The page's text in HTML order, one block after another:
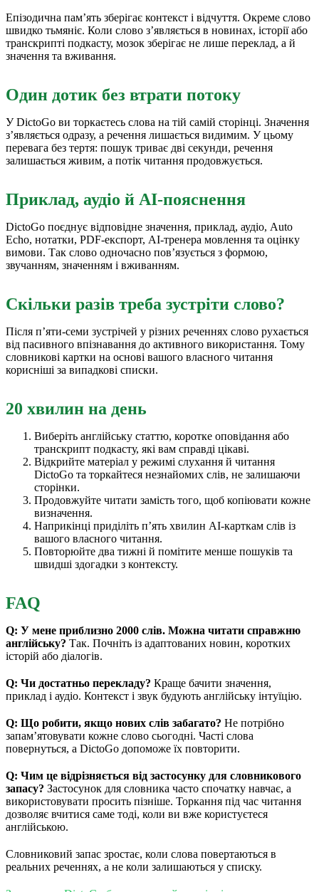
Епізодична пам’ять зберігає контекст і відчуття. Окреме слово
швидко тьмяніє. Коли слово з’являється в новинах, історії або
транскрипті подкасту, мозок зберігає не лише переклад, а й
значення та вживання.
Один дотик без втрати потоку
У DictoGo ви торкаєтесь слова на тій самій сторінці. Значення
з’являється одразу, а речення лишається видимим. У цьому
перевага без тертя: пошук триває дві секунди, речення
залишається живим, а потік читання продовжується.
Приклад, аудіо й AI-пояснення
DictoGo поєднує відповідне значення, приклад, аудіо, Auto
Echo, нотатки, PDF-експорт, AI-тренера мовлення та оцінку
вимови. Так слово одночасно пов’язується з формою,
звучанням, значенням і вживанням.
Скільки разів треба зустріти слово?
Після п’яти-семи зустрічей у різних реченнях слово рухається
від пасивного впізнавання до активного використання. Тому
словникові картки на основі вашого власного читання
корисніші за випадкові списки.
20 хвилин на день
Виберіть англійську статтю, коротке оповідання або
транскрипт подкасту, які вам справді цікаві.
Відкрийте матеріал у режимі слухання й читання
DictoGo та торкайтеся незнайомих слів, не залишаючи
сторінки.
Продовжуйте читати замість того, щоб копіювати кожне
визначення.
Наприкінці приділіть п’ять хвилин AI-карткам слів із
вашого власного читання.
Повторюйте два тижні й помітите менше пошуків та
швидші здогадки з контексту.
FAQ
Q: У мене приблизно 2000 слів. Можна читати справжню
англійську? Так. Почніть із адаптованих новин, коротких
історій або діалогів.
Q: Чи достатньо перекладу? Краще бачити значення,
приклад і аудіо. Контекст і звук будують англійську інтуїцію.
Q: Що робити, якщо нових слів забагато? Не потрібно
запам’ятовувати кожне слово сьогодні. Часті слова
повернуться, а DictoGo допоможе їх повторити.
Q: Чим це відрізняється від застосунку для словникового
запасу? Застосунок для словника часто спочатку навчає, а
використовувати просить пізніше. Торкання під час читання
дозволяє вчитися саме тоді, коли ви вже користуєтеся
англійською.
Словниковий запас зростає, коли слова повертаються в
реальних реченнях, а не коли залишаються у списку.